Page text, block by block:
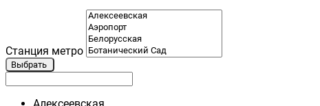
Станция метро
Выбрать